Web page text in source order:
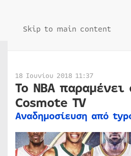
Skip to main content
18 Ιουνίου 2018 11:37
Το NBA παραμένει
Cosmote TV
Αναδημοσίευση από